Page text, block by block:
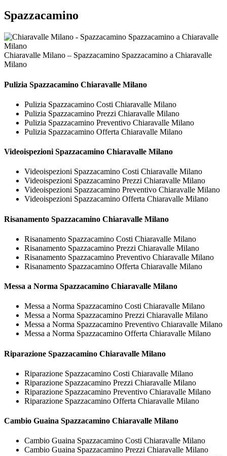
Spazzacamino
Chiaravalle Milano – Spazzacamino Spazzacamino a Chiaravalle
Milano
Pulizia Spazzacamino Chiaravalle Milano
Pulizia Spazzacamino Costi Chiaravalle Milano
Pulizia Spazzacamino Prezzi Chiaravalle Milano
Pulizia Spazzacamino Preventivo Chiaravalle Milano
Pulizia Spazzacamino Offerta Chiaravalle Milano
Videoispezioni Spazzacamino Chiaravalle Milano
Videoispezioni Spazzacamino Costi Chiaravalle Milano
Videoispezioni Spazzacamino Prezzi Chiaravalle Milano
Videoispezioni Spazzacamino Preventivo Chiaravalle Milano
Videoispezioni Spazzacamino Offerta Chiaravalle Milano
Risanamento Spazzacamino Chiaravalle Milano
Risanamento Spazzacamino Costi Chiaravalle Milano
Risanamento Spazzacamino Prezzi Chiaravalle Milano
Risanamento Spazzacamino Preventivo Chiaravalle Milano
Risanamento Spazzacamino Offerta Chiaravalle Milano
Messa a Norma Spazzacamino Chiaravalle Milano
Messa a Norma Spazzacamino Costi Chiaravalle Milano
Messa a Norma Spazzacamino Prezzi Chiaravalle Milano
Messa a Norma Spazzacamino Preventivo Chiaravalle Milano
Messa a Norma Spazzacamino Offerta Chiaravalle Milano
Riparazione Spazzacamino Chiaravalle Milano
Riparazione Spazzacamino Costi Chiaravalle Milano
Riparazione Spazzacamino Prezzi Chiaravalle Milano
Riparazione Spazzacamino Preventivo Chiaravalle Milano
Riparazione Spazzacamino Offerta Chiaravalle Milano
Cambio Guaina Spazzacamino Chiaravalle Milano
Cambio Guaina Spazzacamino Costi Chiaravalle Milano
Cambio Guaina Spazzacamino Prezzi Chiaravalle Milano